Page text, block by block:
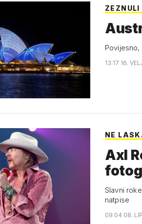
ZEZNULI
13:17 16.
NE
Axl
Slavni
natpise
09:04 08.